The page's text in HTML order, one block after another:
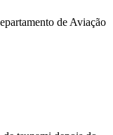
de Aviação